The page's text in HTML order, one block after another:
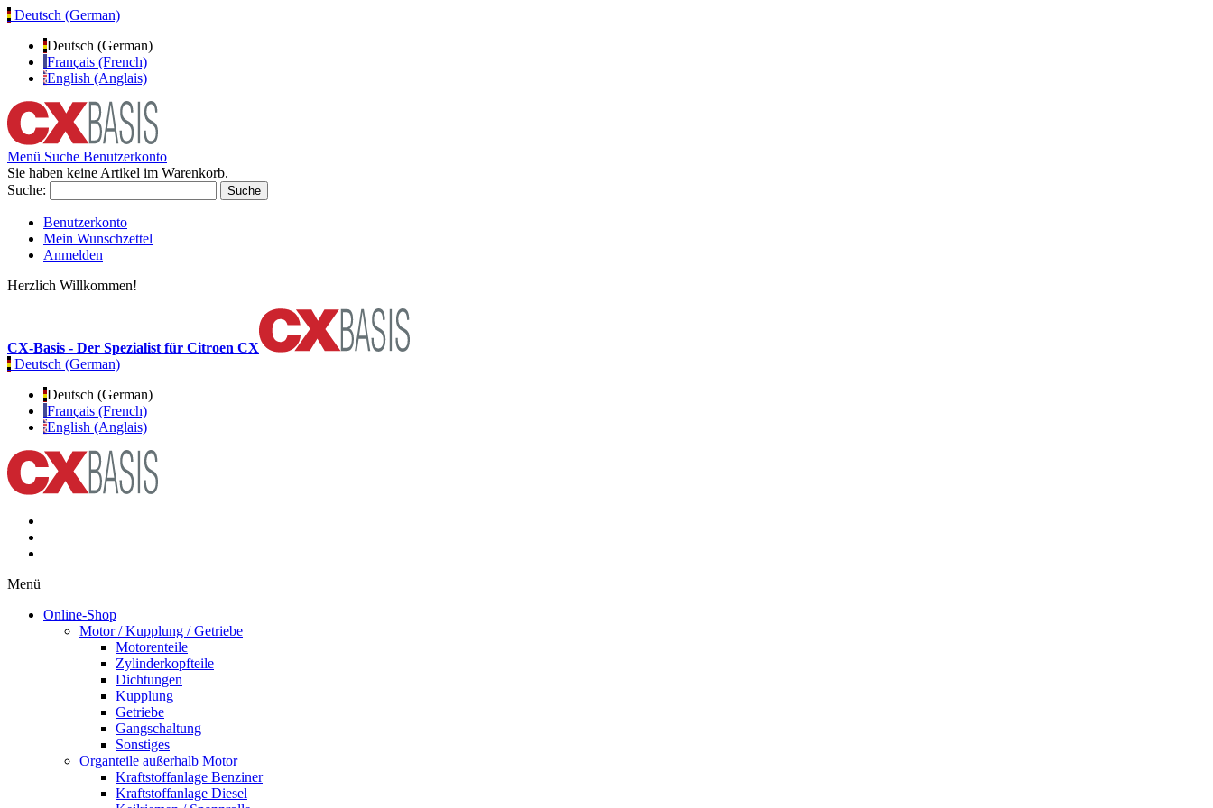
Deutsch (German)
Deutsch (German)
Français (French)
English (Anglais)
Menü Suche Benutzerkonto
Sie haben keine Artikel im Warenkorb.
Suche:
Suche
Benutzerkonto
Mein Wunschzettel
Anmelden
Herzlich Willkommen!
CX-Basis - Der Spezialist für Citroen CX
Deutsch (German)
Deutsch (German)
Français (French)
English (Anglais)
Menü
Online-Shop
Motor / Kupplung / Getriebe
Motorenteile
Zylinderkopfteile
Dichtungen
Kupplung
Getriebe
Gangschaltung
Sonstiges
Organteile außerhalb Motor
Kraftstoffanlage Benziner
Kraftstoffanlage Diesel